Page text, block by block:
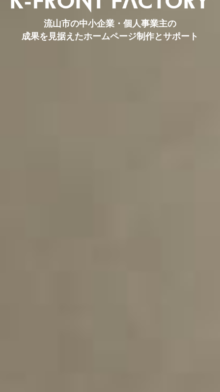
流山市の中小企業・個人事業主の
成果を見据えたホームページ制作とサポート